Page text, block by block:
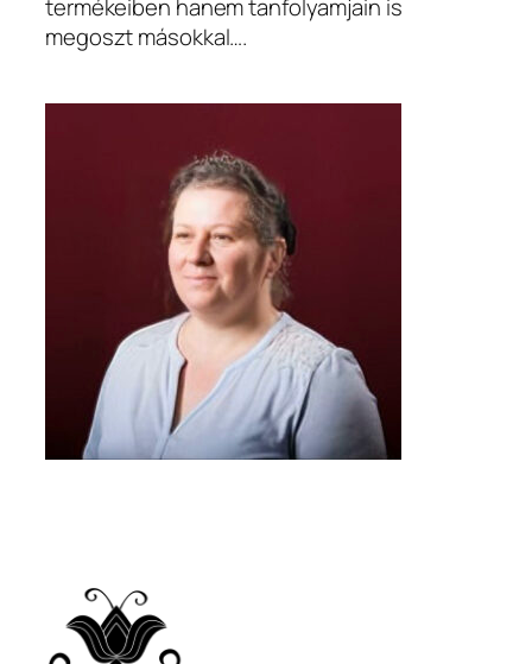
termékeiben hanem tanfolyamjain is
megoszt másokkal….